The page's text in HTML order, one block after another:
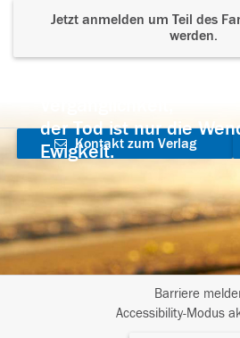
Jetzt anmelden um Teil des
werden.
der Tod ist nur die
Ewigkeit.
Kontakt zum Verlag
aufnehmen
Barriere
Accessibility-Modus